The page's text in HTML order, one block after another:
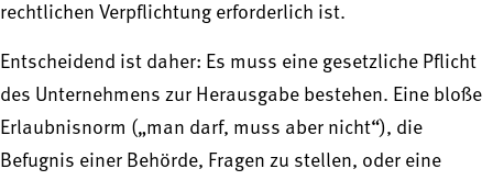
rechtlichen Verpflichtung erforderlich ist.
Entscheidend ist daher: Es muss eine gesetzliche Pflicht
des Unternehmens zur Herausgabe bestehen. Eine bloße
Erlaubnisnorm („man darf, muss aber nicht“), die
Befugnis einer Behörde, Fragen zu stellen, oder eine